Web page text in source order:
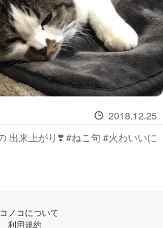
2018.12.25
出来上がり❣️ #ねこ句 #火わいいに
ノコについて
利用規約